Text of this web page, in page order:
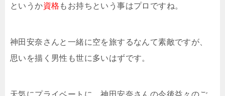
というか資格 もお持ちという事はプロですね。
神田安奈さんと一緒に空を旅するなんて素敵ですが、
思いを描く男性も世に多いはずです。